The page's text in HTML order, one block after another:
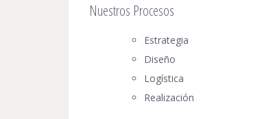
Nuestros Procesos
Estrategia
Diseño
Logística
Realización